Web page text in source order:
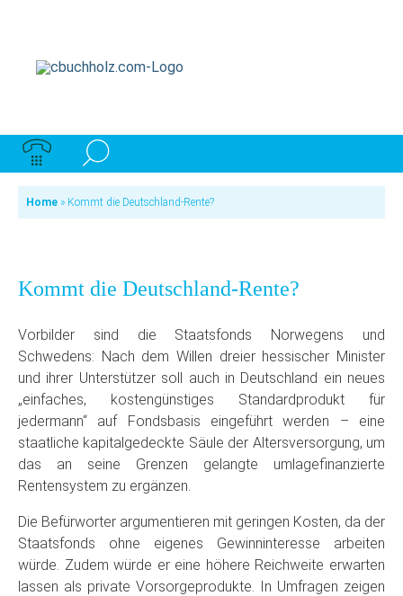
Home » Kommt die Deutschland-Rente?
Kommt die Deutschland-Rente?
Vorbilder sind die Staatsfonds Norwegens und
Schwedens: Nach dem Willen dreier hessischer Minister
und ihrer Unterstützer soll auch in Deutschland ein neues
„einfaches, kostengünstiges Standardprodukt für
jedermann“ auf Fondsbasis eingeführt werden – eine
staatliche kapitalgedeckte Säule der Altersversorgung, um
das an seine Grenzen gelangte umlagefinanzierte
Rentensystem zu ergänzen.
Die Befürworter argumentieren mit geringen Kosten, da der
Staatsfonds ohne eigenes Gewinninteresse arbeiten
würde. Zudem würde er eine höhere Reichweite erwarten
lassen als private Vorsorgeprodukte. In Umfragen zeigen